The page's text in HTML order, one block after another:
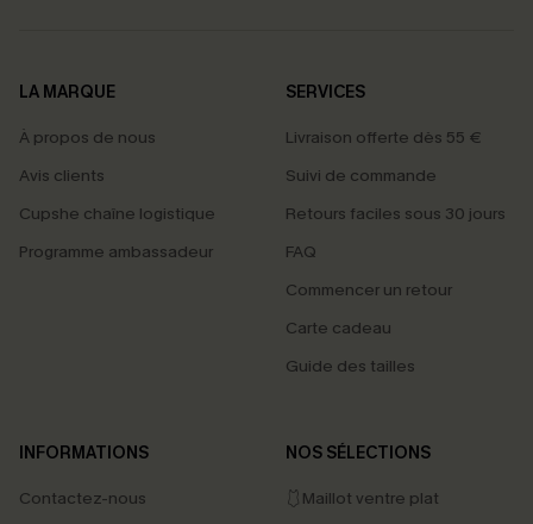
LA MARQUE
À propos de nous
Avis clients
Cupshe chaîne logistique
Programme ambassadeur
SERVICES
Livraison offerte dès 55 €
Suivi de commande
Retours faciles sous 30 jours
FAQ
Commencer un retour
Carte cadeau
Guide des tailles
INFORMATIONS
Contactez-nous
NOS SÉLECTIONS
🩱Maillot ventre plat